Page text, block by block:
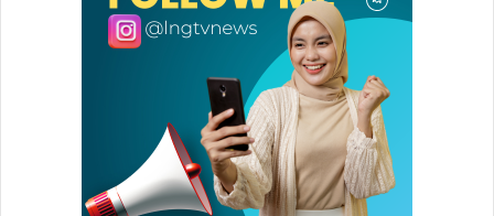
kota Bontang agar menjadi individu yang mandiri dan
mampu terlibat dalam proses pembangunan kota Bontang